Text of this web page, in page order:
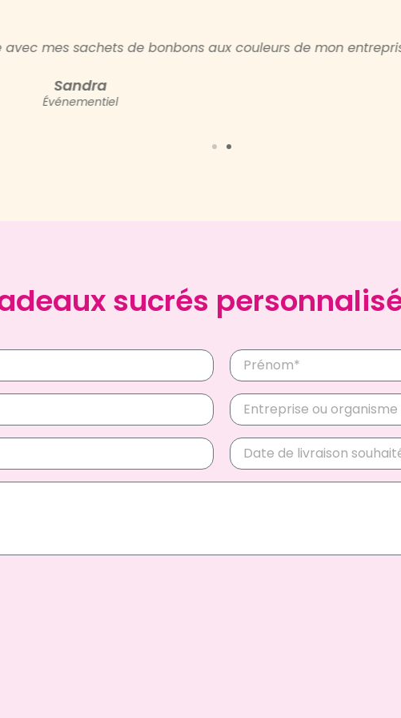
et tellement frais. Bonbon Mania font parti de tous nos
sucrés